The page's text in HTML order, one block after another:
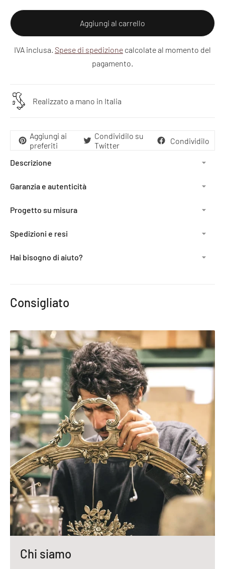
Aggiungi al carrello
IVA inclusa. Spese di spedizione calcolate al momento del
pagamento.
Realizzato a mano in Italia
Aggiungi ai
preferiti
Condividilo su
Twitter
Condividilo
Descrizione
Garanzia e autenticità
Progetto su misura
Spedizioni e resi
Hai bisogno di aiuto?
prodotto
Consigliato
Chi siamo